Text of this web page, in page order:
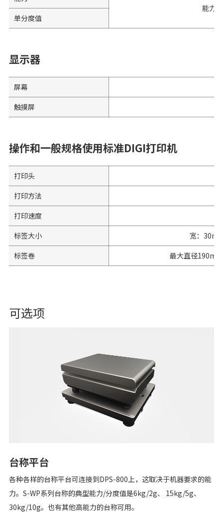
能力
单分度值
显示器
屏幕
触摸屏
操作和一般规格使用标准DIGI打印机
打印头
打印方法
打印速度
标签大小
宽：
标签卷
最大直径
可选项
台称平台
各种各样的台称平台可连接到DPS-800上，这取决于机器要求的能
力。S-WP系列台称的典型能力/分度值是6kg/2g、 15kg/5g、
30kg/10g。也有其他高能力的台称可用。